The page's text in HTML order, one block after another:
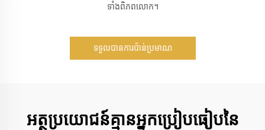
ទាំងពិភពលោក។
ទទួលបានការប៉ាន់ប្រមាណ
អត្ថប្រយោជន៍គ្មានអ្នកប្រៀបធៀបនៃ